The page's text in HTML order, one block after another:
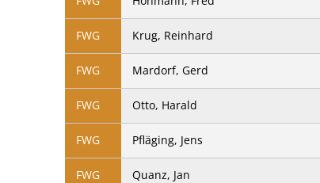
FWG Krug, Reinhard
FWG Mardorf, Gerd
FWG Otto, Harald
FWG Pfläging, Jens
FWG Quanz, Jan